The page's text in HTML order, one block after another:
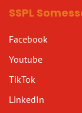
SSPL
Facebook
Youtube
TikTok
LinkedIn